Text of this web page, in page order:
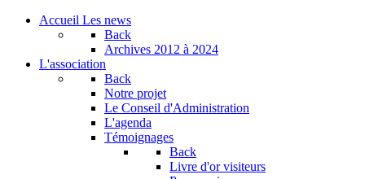
Accueil Les news
Back
Archives 2012 à 2024
L'association
Back
Notre projet
Le Conseil d'Administration
L'agenda
Témoignages
Back
Livre d'or visiteurs